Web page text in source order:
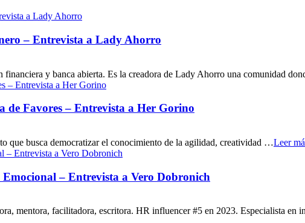
– Entrevista a Lady Ahorro
financiera y banca abierta. Es la creadora de Lady Ahorro una comunidad
de Favores – Entrevista a Her Gorino
que busca democratizar el conocimiento de la agilidad, creatividad …Leer
– Entrevista a Vero Dobronich
mentora, facilitadora, escritora. HR influencer #5 en 2023. Especialista